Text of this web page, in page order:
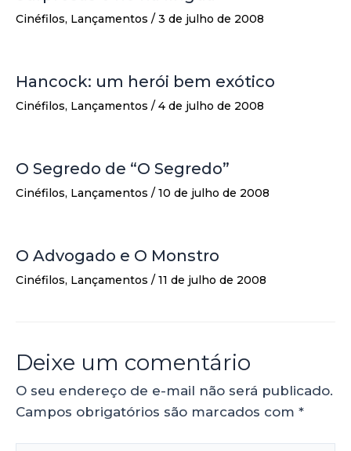
Cinéfilos, Lançamentos / 3 de julho de 2008
Hancock: um herói bem exótico
Cinéfilos, Lançamentos / 4 de julho de 2008
O Segredo de “O Segredo”
Cinéfilos, Lançamentos / 10 de julho de 2008
O Advogado e O Monstro
Cinéfilos, Lançamentos / 11 de julho de 2008
Deixe um comentário
O seu endereço de e-mail não será publicado.
Campos obrigatórios são marcados com *